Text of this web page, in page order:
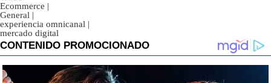
Ecommerce |
General |
experiencia omnicanal |
mercado digital